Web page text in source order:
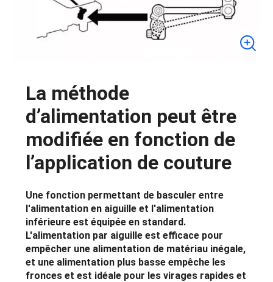
La méthode
d’alimentation peut être
modifiée en fonction de
l’application de couture
Une fonction permettant de basculer entre
l'alimentation en aiguille et l'alimentation
inférieure est équipée en standard.
L'alimentation par aiguille est efficace pour
empêcher une alimentation de matériau inégale,
et une alimentation plus basse empêche les
fronces et est idéale pour les virages rapides et